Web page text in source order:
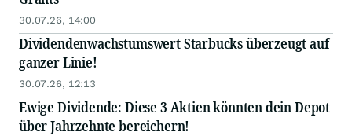
30.07.26, 14:00
Dividendenwachstumswert Starbucks überzeugt auf
ganzer Linie!
30.07.26, 12:13
Ewige Dividende: Diese 3 Aktien könnten dein Depot
über Jahrzehnte bereichern!